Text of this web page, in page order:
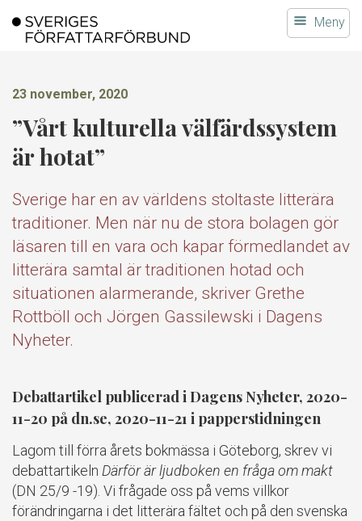
till
Meny
23 november, 2020
”Vårt kulturella välfärdssystem
är hotat”
Sverige har en av världens stoltaste litterära
traditioner. Men när nu de stora bolagen gör
läsaren till en vara och kapar förmedlandet av
litterära samtal är traditionen hotad och
situationen alarmerande, skriver Grethe
Rottböll och Jörgen Gassilewski i Dagens
Nyheter.
Debattartikel publicerad i Dagens Nyheter, 2020-
11-20 på dn.se, 2020-11-21 i papperstidningen
Lagom till förra årets bokmässa i Göteborg, skrev vi
debattartikeln Därför är ljudboken en fråga om makt
(DN 25/9 -19). Vi frågade oss på vems villkor
förändringarna i det litterära fältet och på den svenska